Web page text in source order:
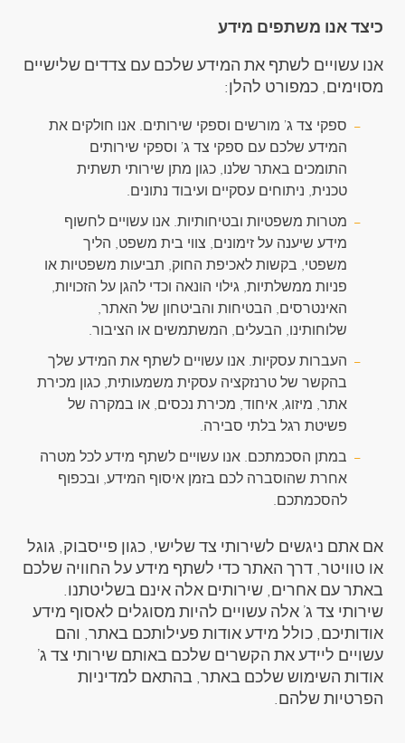
כיצד אנו משתפים מידע
אנו עשויים לשתף את המידע שלכם עם צדדים שלישיים
מסוימים, כמפורט להלן:
ספקי צד ג’ מורשים וספקי שירותים. אנו חולקים את
המידע שלכם עם ספקי צד ג’ וספקי שירותים
התומכים באתר שלנו, כגון מתן שירותי תשתית
טכנית, ניתוחים עסקיים ועיבוד נתונים.
מטרות משפטיות ובטיחותיות. אנו עשויים לחשוף
מידע שיענה על זימונים, צווי בית משפט, הליך
משפטי, בקשות לאכיפת החוק, תביעות משפטיות או
פניות ממשלתיות, גילוי הונאה וכדי להגן על הזכויות,
האינטרסים, הבטיחות והביטחון של האתר,
שלוחותינו, הבעלים, המשתמשים או הציבור.
העברות עסקיות. אנו עשויים לשתף את המידע שלך
בהקשר של טרנזקציה עסקית משמעותית, כגון מכירת
אתר, מיזוג, איחוד, מכירת נכסים, או במקרה של
פשיטת רגל בלתי סבירה.
במתן הסכמתכם. אנו עשויים לשתף מידע לכל מטרה
אחרת שהוסברה לכם בזמן איסוף המידע, ובכפוף
להסכמתכם.
אם אתם ניגשים לשירותי צד שלישי, כגון פייסבוק, גוגל
או טוויטר, דרך האתר כדי לשתף מידע על החוויה שלכם
באתר עם אחרים, שירותים אלה אינם בשליטתנו.
שירותי צד ג’ אלה עשויים להיות מסוגלים לאסוף מידע
אודותיכם, כולל מידע אודות פעילותכם באתר, והם
עשויים ליידע את הקשרים שלכם באותם שירותי צד ג’
אודות השימוש שלכם באתר, בהתאם למדיניות
הפרטיות שלהם.